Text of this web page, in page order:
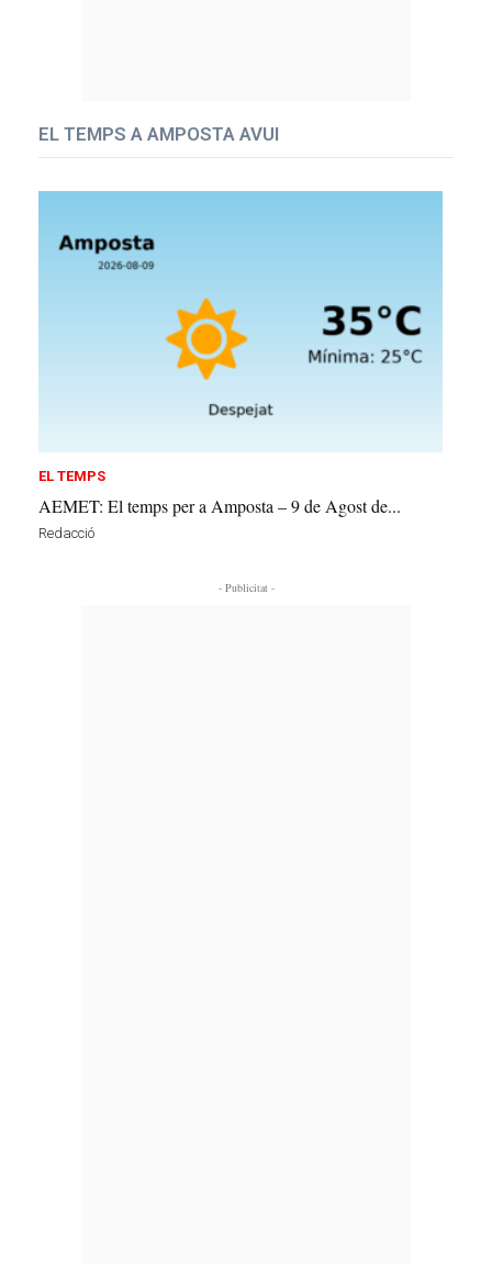
EL TEMPS A AMPOSTA AVUI
EL TEMPS
AEMET: El temps per a Amposta – 9 de Agost de...
Redacció
- Publicitat -